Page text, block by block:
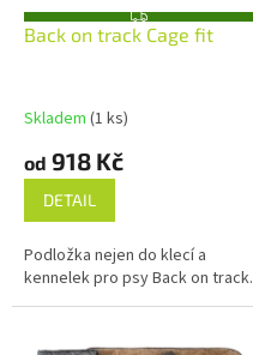
u
Z
D
A
Back on track Cage fit
Skladem (1 ks)
od 918 Kč
DETAIL
Podložka nejen do klecí a
kennelek pro psy Back on track.